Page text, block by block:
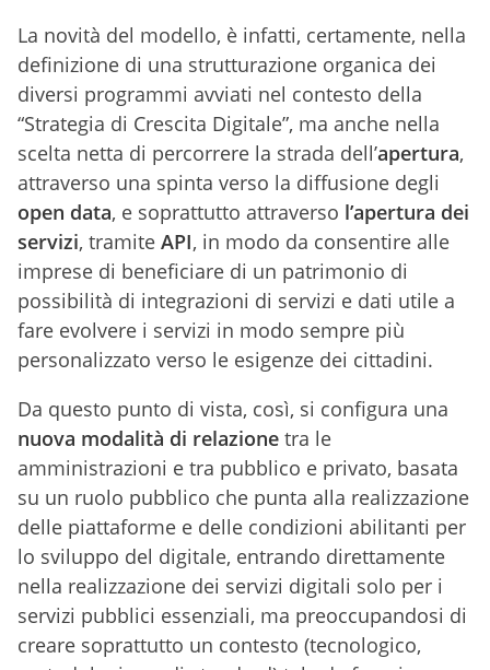
La novità del modello, è infatti, certamente, nella
definizione di una strutturazione organica dei
diversi programmi avviati nel contesto della
“Strategia di Crescita Digitale”, ma anche nella
scelta netta di percorrere la strada dell’apertura,
attraverso una spinta verso la diffusione degli
open data, e soprattutto attraverso l’apertura dei
servizi, tramite API, in modo da consentire alle
imprese di beneficiare di un patrimonio di
possibilità di integrazioni di servizi e dati utile a
fare evolvere i servizi in modo sempre più
personalizzato verso le esigenze dei cittadini.
Da questo punto di vista, così, si configura una
nuova modalità di relazione tra le
amministrazioni e tra pubblico e privato, basata
su un ruolo pubblico che punta alla realizzazione
delle piattaforme e delle condizioni abilitanti per
lo sviluppo del digitale, entrando direttamente
nella realizzazione dei servizi digitali solo per i
servizi pubblici essenziali, ma preoccupandosi di
creare soprattutto un contesto (tecnologico,